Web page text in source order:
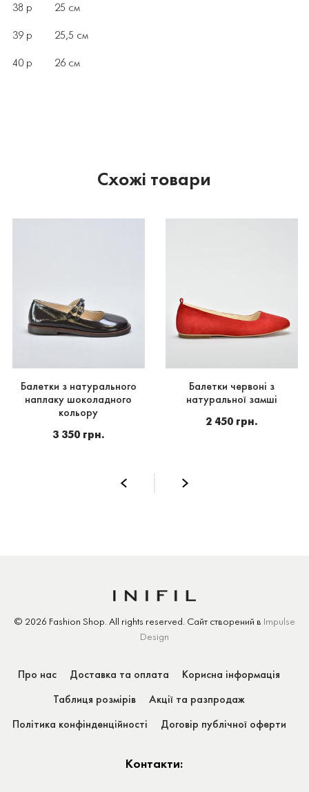
38 р 25 см
39 р 25,5 см
40 р 26 см
Схожі товари
Балетки з натурального
наплаку шоколадного
кольору
3 350 грн.
Балетки червоні з
натуральної замші
2 450 грн.
© 2026 Fashion Shop. All rights reserved. Сайт створений в
Impulse
Design
Про нас Доставка та оплата Корисна інформація
Таблиця розмірів Акції та разпродаж
Політика конфінденційності Договір публічної оферти
Контакти: